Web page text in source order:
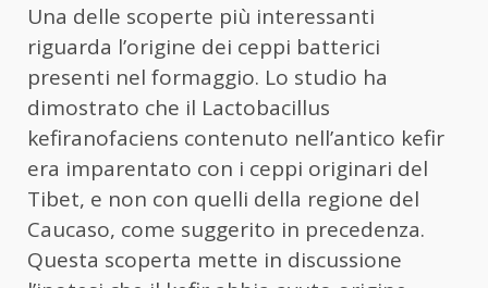
Una delle scoperte più interessanti
riguarda l’origine dei ceppi batterici
presenti nel formaggio. Lo studio ha
dimostrato che il Lactobacillus
kefiranofaciens contenuto nell’antico kefir
era imparentato con i ceppi originari del
Tibet, e non con quelli della regione del
Caucaso, come suggerito in precedenza.
Questa scoperta mette in discussione